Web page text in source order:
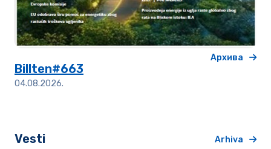
Billten#663
04.08.2026.
Архива
Vesti Arhiva